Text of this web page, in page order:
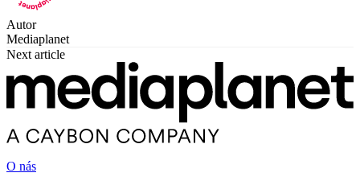
Autor
Mediaplanet
Next article
O nás